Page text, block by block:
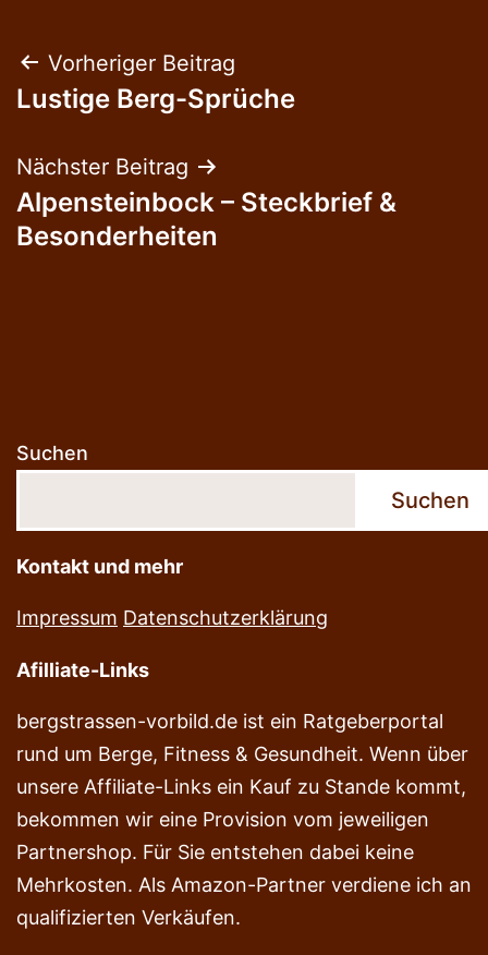
Beitragsnavigation
Vorheriger Beitrag
Lustige Berg-Sprüche
Nächster Beitrag
Alpensteinbock – Steckbrief &
Besonderheiten
Suchen
Suchen
Kontakt und mehr
Impressum Datenschutzerklärung
Afilliate-Links
bergstrassen-vorbild.de ist ein Ratgeberportal
rund um Berge, Fitness & Gesundheit. Wenn über
unsere Affiliate-Links ein Kauf zu Stande kommt,
bekommen wir eine Provision vom jeweiligen
Partnershop. Für Sie entstehen dabei keine
Mehrkosten. Als Amazon-Partner verdiene ich an
qualifizierten Verkäufen.